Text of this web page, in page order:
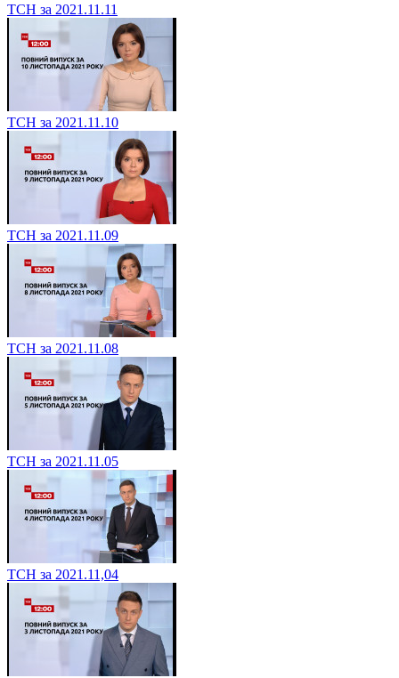
ТСН за 2021.11.11
ТСН за 2021.11.10
ТСН за 2021.11.09
ТСН за 2021.11.08
ТСН за 2021.11.05
ТСН за 2021.11,04